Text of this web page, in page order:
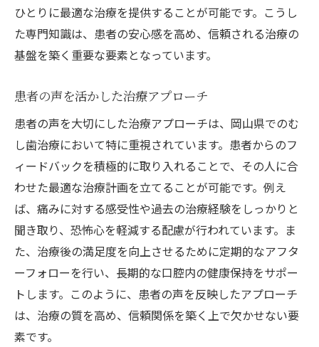
ひとりに最適な治療を提供することが可能です。こうし
た専門知識は、患者の安心感を高め、信頼される治療の
基盤を築く重要な要素となっています。
患者の声を活かした治療アプローチ
患者の声を大切にした治療アプローチは、岡山県でのむ
し歯治療において特に重視されています。患者からのフ
ィードバックを積極的に取り入れることで、その人に合
わせた最適な治療計画を立てることが可能です。例え
ば、痛みに対する感受性や過去の治療経験をしっかりと
聞き取り、恐怖心を軽減する配慮が行われています。ま
た、治療後の満足度を向上させるために定期的なアフタ
ーフォローを行い、長期的な口腔内の健康保持をサポー
トします。このように、患者の声を反映したアプローチ
は、治療の質を高め、信頼関係を築く上で欠かせない要
素です。